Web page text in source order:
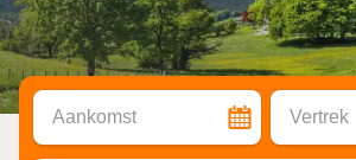
Aankomst Vertrek